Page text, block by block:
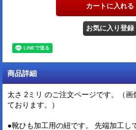
商品詳細
太さ 2ミリ のご注文ページです。（画
ております。）
●靴ひも加工用の紐です。 先端加工し